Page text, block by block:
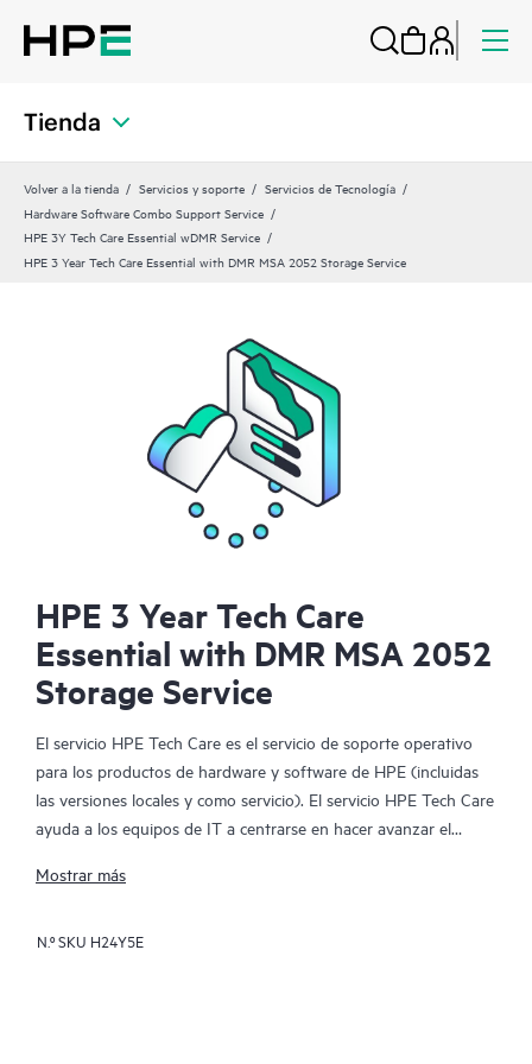
Tienda
Volver a la tienda Servicios y soporte
Servicios de Tecnología
Hardware Software Combo Support Service
HPE 3Y Tech Care Essential wDMR Service
HPE 3 Year Tech Care Essential with DMR MSA 2052 Storage Service
HPE 3 Year Tech Care
Essential with DMR MSA 2052
Storage Service
El servicio HPE Tech Care es el servicio de soporte operativo
para los productos de hardware y software de HPE (incluidas
las versiones locales y como servicio). El servicio HPE Tech Care
ayuda a los equipos de IT a centrarse en hacer avanzar el
las cosas, en lugar de tener que dedicarse tan solo a reaccionar
Mostrar más
N.º SKU H24Y5E